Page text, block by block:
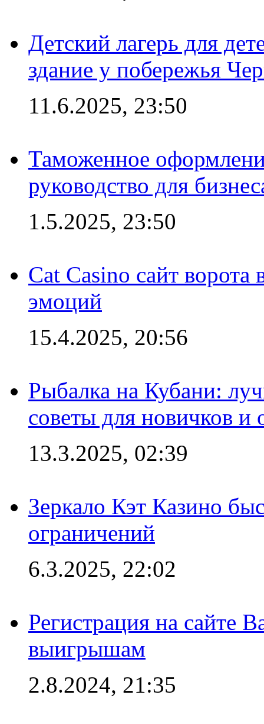
Детский лагерь для
здание у побережья
11.6.2025, 23:50
Таможенное
руководство для
1.5.2025, 23:50
Cat Casino сайт
эмоций
15.4.2025, 20:56
Рыбалка на Кубани:
советы для новичков
13.3.2025, 02:39
Зеркало Кэт Казино
ограничений
6.3.2025, 22:02
Регистрация на сайте
выигрышам
2.8.2024, 21:35